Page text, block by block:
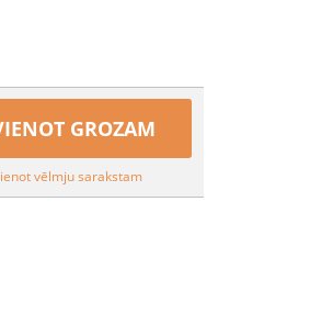
GROZAM
vēlmju sarakstam